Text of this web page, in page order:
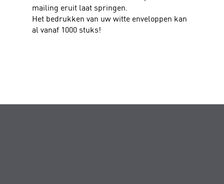
mailing eruit laat springen.
Het bedrukken van uw witte enveloppen kan
al vanaf 1000 stuks!